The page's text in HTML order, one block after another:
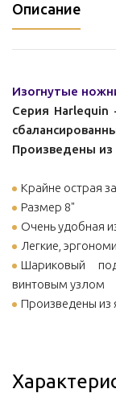
Описание
Изогнутые
Серия
Произведены из
Крайне острая
Размер 8"
Очень удобная
Легкие,
Шариковый
винтовым узлом
Произведены из